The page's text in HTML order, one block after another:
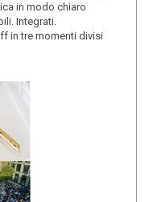
in modo chiaro
Integrati.
in tre momenti divisi